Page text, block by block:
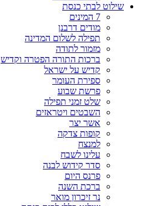
שילוט לבתי כנסת
7 המינים
מודים דרבנן
תפילה לשלום המדינה
מזמור לתודה
ברכות התורה הפטרה וקדיש
קדיש על ישראל
ספירת העומר
פרשת שבוע
שלט זמני תפילה
השבטים ויטראזים
אשר יצר
קופות צדקה
למנצח
עלינו לשבח
סדר קידוש לבנה
פרנס היום
ברכת השנה
נר זיכרון מואר